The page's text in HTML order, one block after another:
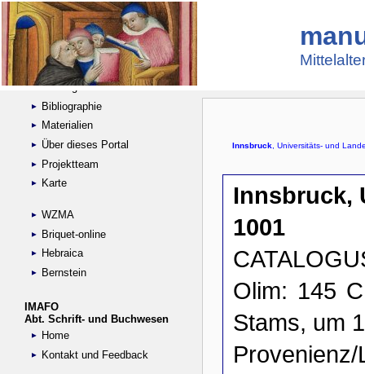
Suche
Handschriftensammlungen
Digitalisierte Handschriften
Kataloge
Bibliographie
Materialien
Über dieses Portal
Projektteam
Karte
WZMA
Briquet-online
Hebraica
Bernstein
IMAFO
Abt. Schrift- und Buchwesen
Home
Kontakt und Feedback